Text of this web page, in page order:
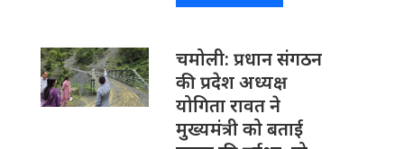
चमोली: प्रधान संगठन
की प्रदेश अध्यक्ष
योगिता रावत ने
मुख्यमंत्री को बताई